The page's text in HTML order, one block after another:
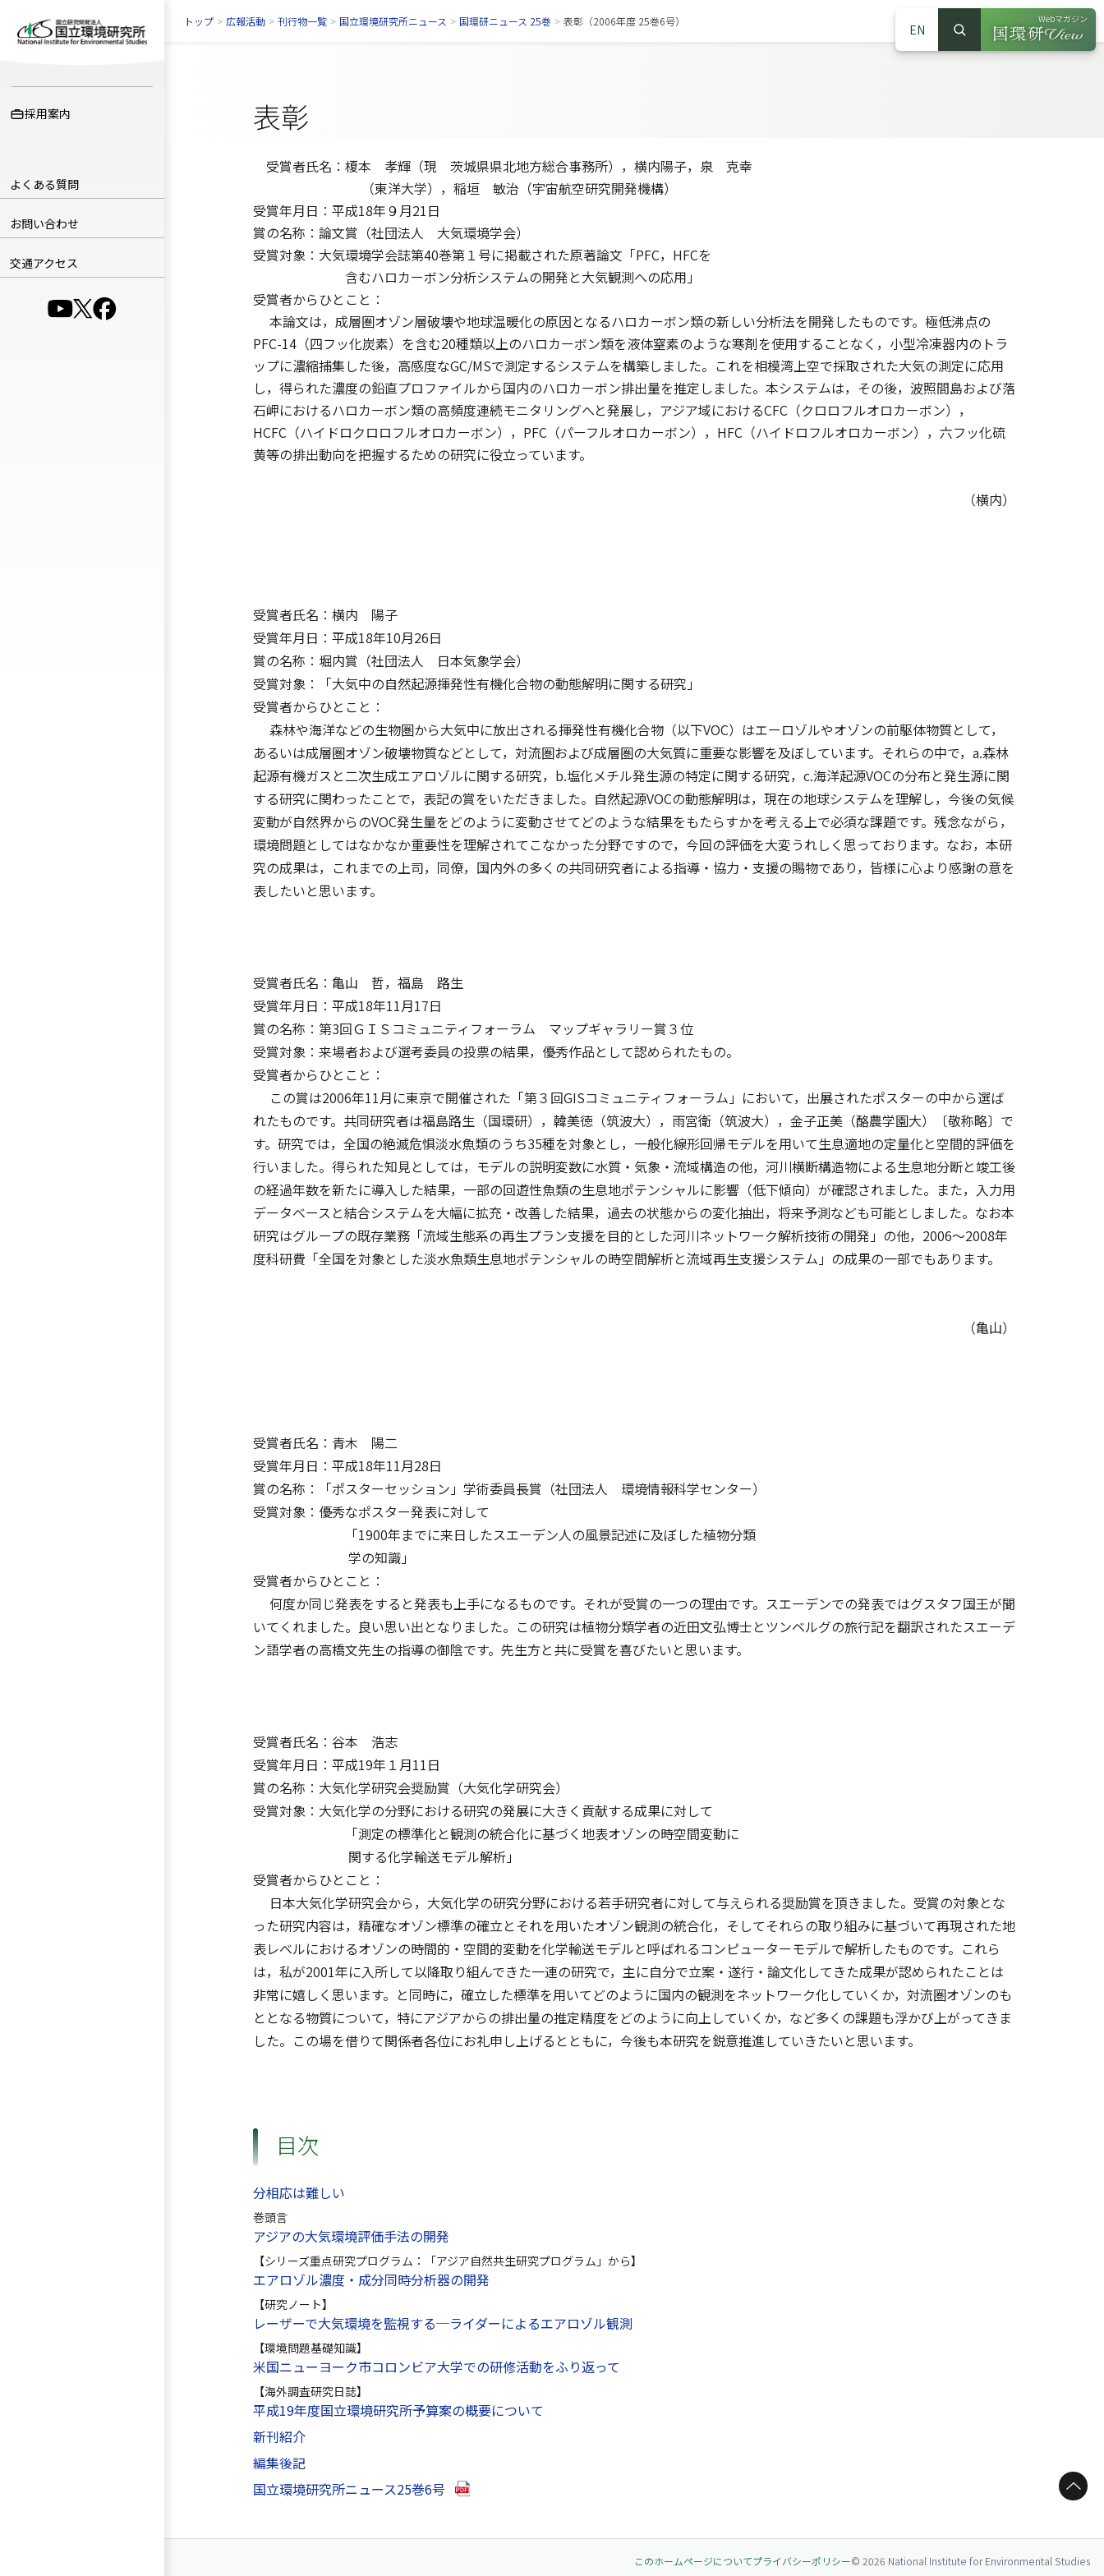
採用案内
よくある質問
お問い合わせ
交通アクセス
（別ウインドウで開きます）
（別ウインドウで開きます）
（別ウインドウで開きます）
EN
サイト内検索
検索
Webマガジン
（別ウインドウ
トップ > 広報活動 > 刊行物一覧 > 国立環境研究所ニュース > 国環研ニュース 25巻 > 表彰（2006年度 25巻6号）
表彰
受賞者氏名：榎本 孝輝（現 茨城県県北地方総合事務所），横内陽子，泉 克幸
（東洋大学），稲垣 敏治（宇宙航空研究開発機構）
受賞年月日：平成18年９月21日
賞の名称：論文賞（社団法人 大気環境学会）
受賞対象：大気環境学会誌第40巻第１号に掲載された原著論文「PFC，HFCを
含むハロカーボン分析システムの開発と大気観測への応用」
受賞者からひとこと：
本論文は，成層圏オゾン層破壊や地球温暖化の原因となるハロカーボン類の新しい分析法を開発したものです。極低沸点の
PFC-14（四フッ化炭素）を含む20種類以上のハロカーボン類を液体窒素のような寒剤を使用することなく，小型冷凍器内のトラ
ップに濃縮捕集した後，高感度なGC/MSで測定するシステムを構築しました。これを相模湾上空で採取された大気の測定に応用
し，得られた濃度の鉛直プロファイルから国内のハロカーボン排出量を推定しました。本システムは，その後，波照間島および落
石岬におけるハロカーボン類の高頻度連続モニタリングへと発展し，アジア域におけるCFC（クロロフルオロカーボン），
HCFC（ハイドロクロロフルオロカーボン），PFC（パーフルオロカーボン），HFC（ハイドロフルオロカーボン），六フッ化硫
黄等の排出動向を把握するための研究に役立っています。
（横内）
受賞者氏名：横内 陽子
受賞年月日：平成18年10月26日
賞の名称：堀内賞（社団法人 日本気象学会）
受賞対象：「大気中の自然起源揮発性有機化合物の動態解明に関する研究」
受賞者からひとこと：
森林や海洋などの生物圏から大気中に放出される揮発性有機化合物（以下VOC）はエーロゾルやオゾンの前駆体物質として，
あるいは成層圏オゾン破壊物質などとして，対流圏および成層圏の大気質に重要な影響を及ぼしています。それらの中で，a.森林
起源有機ガスと二次生成エアロゾルに関する研究，b.塩化メチル発生源の特定に関する研究，c.海洋起源VOCの分布と発生源に関
する研究に関わったことで，表記の賞をいただきました。自然起源VOCの動態解明は，現在の地球システムを理解し，今後の気候
変動が自然界からのVOC発生量をどのように変動させてどのような結果をもたらすかを考える上で必須な課題です。残念ながら，
環境問題としてはなかなか重要性を理解されてこなかった分野ですので，今回の評価を大変うれしく思っております。なお，本研
究の成果は，これまでの上司，同僚，国内外の多くの共同研究者による指導・協力・支援の賜物であり，皆様に心より感謝の意を
表したいと思います。
受賞者氏名：亀山 哲，福島 路生
受賞年月日：平成18年11月17日
賞の名称：第3回ＧＩＳコミュニティフォーラム マップギャラリー賞３位
受賞対象：来場者および選考委員の投票の結果，優秀作品として認められたもの。
受賞者からひとこと：
この賞は2006年11月に東京で開催された「第３回GISコミュニティフォーラム」において，出展されたポスターの中から選ば
れたものです。共同研究者は福島路生（国環研），韓美徳（筑波大），雨宮衛（筑波大），金子正美（酪農学園大）〔敬称略〕で
す。研究では，全国の絶滅危惧淡水魚類のうち35種を対象とし，一般化線形回帰モデルを用いて生息適地の定量化と空間的評価を
行いました。得られた知見としては，モデルの説明変数に水質・気象・流域構造の他，河川横断構造物による生息地分断と竣工後
の経過年数を新たに導入した結果，一部の回遊性魚類の生息地ポテンシャルに影響（低下傾向）が確認されました。また，入力用
データベースと結合システムを大幅に拡充・改善した結果，過去の状態からの変化抽出，将来予測なども可能としました。なお本
研究はグループの既存業務「流域生態系の再生プラン支援を目的とした河川ネットワーク解析技術の開発」の他，2006～2008年
度科研費「全国を対象とした淡水魚類生息地ポテンシャルの時空間解析と流域再生支援システム」の成果の一部でもあります。
（亀山）
受賞者氏名：青木 陽二
受賞年月日：平成18年11月28日
賞の名称：「ポスターセッション」学術委員長賞（社団法人 環境情報科学センター）
受賞対象：優秀なポスター発表に対して
「1900年までに来日したスエーデン人の風景記述に及ぼした植物分類
学の知識」
受賞者からひとこと：
何度か同じ発表をすると発表も上手になるものです。それが受賞の一つの理由です。スエーデンでの発表ではグスタフ国王が聞
いてくれました。良い思い出となりました。この研究は植物分類学者の近田文弘博士とツンベルグの旅行記を翻訳されたスエーデ
ン語学者の高橋文先生の指導の御陰です。先生方と共に受賞を喜びたいと思います。
受賞者氏名：谷本 浩志
受賞年月日：平成19年１月11日
賞の名称：大気化学研究会奨励賞（大気化学研究会）
受賞対象：大気化学の分野における研究の発展に大きく貢献する成果に対して
「測定の標準化と観測の統合化に基づく地表オゾンの時空間変動に
関する化学輸送モデル解析」
受賞者からひとこと：
日本大気化学研究会から，大気化学の研究分野における若手研究者に対して与えられる奨励賞を頂きました。受賞の対象とな
った研究内容は，精確なオゾン標準の確立とそれを用いたオゾン観測の統合化，そしてそれらの取り組みに基づいて再現された地
表レベルにおけるオゾンの時間的・空間的変動を化学輸送モデルと呼ばれるコンピューターモデルで解析したものです。これら
は，私が2001年に入所して以降取り組んできた一連の研究で，主に自分で立案・遂行・論文化してきた成果が認められたことは
非常に嬉しく思います。と同時に，確立した標準を用いてどのように国内の観測をネットワーク化していくか，対流圏オゾンのも
ととなる物質について，特にアジアからの排出量の推定精度をどのように向上していくか，など多くの課題も浮かび上がってきま
した。この場を借りて関係者各位にお礼申し上げるとともに，今後も本研究を鋭意推進していきたいと思います。
目次
分相応は難しい
巻頭言
アジアの大気環境評価手法の開発
【シリーズ重点研究プログラム：「アジア自然共生研究プログラム」から】
エアロゾル濃度・成分同時分析器の開発
【研究ノート】
レーザーで大気環境を監視する─ライダーによるエアロゾル観測
【環境問題基礎知識】
米国ニューヨーク市コロンビア大学での研修活動をふり返って
【海外調査研究日誌】
平成19年度国立環境研究所予算案の概要について
新刊紹介
編集後記
国立環境研究所ニュース25巻6号（別ウインドウで開きます） ページトップへ
このホームページについてプライバシーポリシー© 2026 National Institute for Environmental Studies